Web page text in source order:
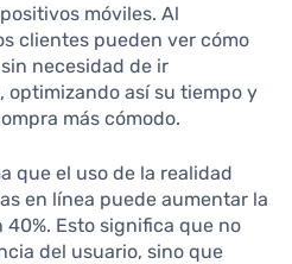
móviles. Al
clientes pueden ver cómo
necesidad de ir
así su tiempo y
más cómodo.
que el uso de la realidad
en línea puede aumentar la
Esto significa que no
del usuario, sino que